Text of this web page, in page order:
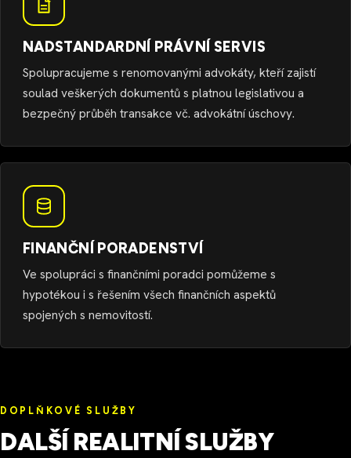
NADSTANDARDNÍ PRÁVNÍ SERVIS
Spolupracujeme s renomovanými advokáty, kteří zajistí
soulad veškerých dokumentů s platnou legislativou a
bezpečný průběh transakce vč. advokátní úschovy.
FINANČNÍ PORADENSTVÍ
Ve spolupráci s finančními poradci pomůžeme s
hypotékou i s řešením všech finančních aspektů
spojených s nemovitostí.
DOPLŇKOVÉ SLUŽBY
DALŠÍ REALITNÍ SLUŽBY